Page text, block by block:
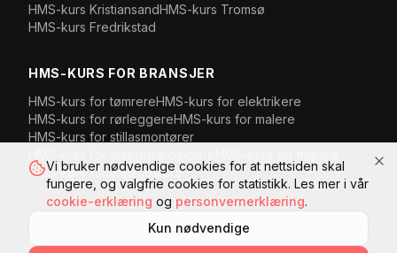
HMS-kurs KristiansandHMS-kurs Tromsø
HMS-kurs Fredrikstad
HMS-KURS FOR BRANSJER
HMS-kurs fortømrereHMS-kurs for elektrikere
HMS-kurs for rørleggereHMS-kurs for malere
HMS-kurs for stillasmontører
HMS-kurs forvaktmestere
Vi bruker nødvendige cookies for at nettsiden skal
fungere, og valgfrie cookies for statistikk. Les mer i vår
cookie-erklæring og personvernerklæring.
Kun nødvendige